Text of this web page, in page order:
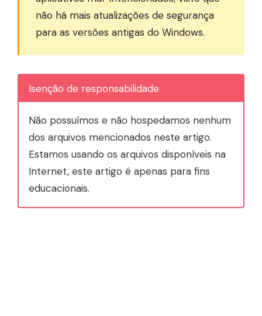
não há mais atualizações de segurança
para as versões antigas do Windows.
Isenção de responsabilidade
Não possuímos e não hospedamos nenhum
dos arquivos mencionados neste artigo.
Estamos usando os arquivos disponíveis na
Internet, este artigo é apenas para fins
educacionais.